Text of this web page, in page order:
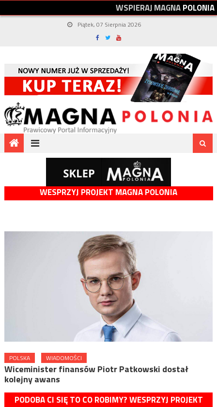
WSPIERAJMAGNAPOLONIA
Piątek, 07 Sierpnia 2026
WESPRZYJ PROJEKT MAGNA POLONIA
POLSKA WIADOMOŚCI
Wiceminister finansów Piotr Patkowski dostał
kolejny awans
PODOBA CI SIĘ TO CO ROBIMY? WESPRZYJ PROJEKT